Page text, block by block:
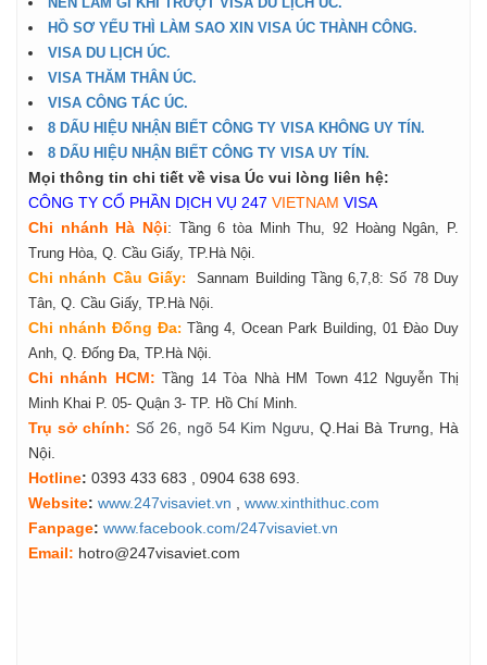
HỒ SƠ YẾU THÌ LÀM SAO XIN VISA ÚC THÀNH CÔNG.
VISA DU LỊCH ÚC.
VISA THĂM THÂN ÚC.
VISA CÔNG TÁC ÚC.
8 DẤU HIỆU NHẬN BIẾT CÔNG TY VISA KHÔNG UY TÍN.
8 DẤU HIỆU NHẬN BIẾT CÔNG TY VISA UY TÍN.​
Mọi thông tin chi tiết về visa Úc vui lòng liên hệ:
CÔNG TY CỔ PHẦN DỊCH VỤ 247 VIETNAM VISA
Chi nhánh Hà Nội: Tầng 6 tòa Minh Thu, 92 Hoàng Ngân, P.
Trung Hòa, Q. Cầu Giấy, TP.Hà Nội.
Chi nhánh Cầu Giấy:Sannam Building Tầng 6,7,8: Số 78 Duy
Tân, Q. Cầu Giấy, TP.Hà Nội.
Chi nhánh Đống Đa: Tầng 4, Ocean Park Building, 01 Đào Duy
Anh, Q. Đống Đa, TP.Hà Nội.
Chi nhánh HCM: Tầng 14 Tòa Nhà HM Town 412 Nguyễn Thị
Minh Khai P. 05- Quận 3- TP. Hồ Chí Minh.
Trụ sở chính: Số 26, ngõ 54 Kim Ngưu , Q.Hai Bà Trưng, Hà
Nội.
Hotline: 0393 433 683 , 0904 638 693.
Website: www.247visaviet.vn
www.xinthithuc.com
Fanpage: www.facebook.com/247visaviet.vn
Email: hotro@247visaviet.com